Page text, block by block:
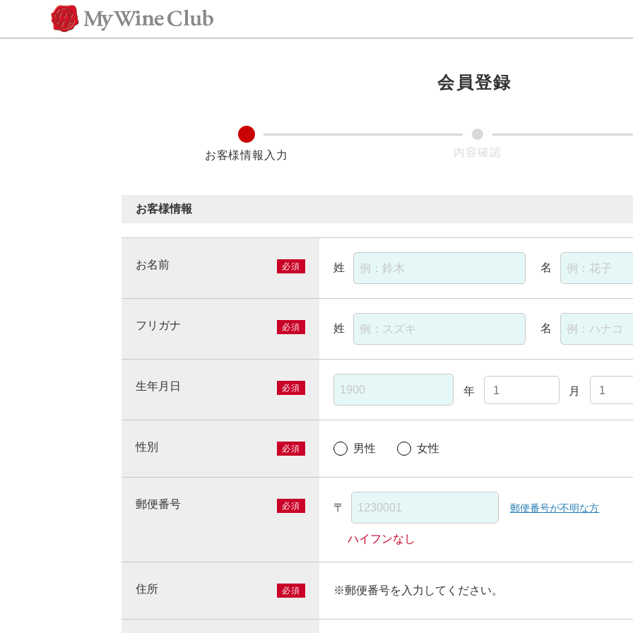
会員登録
お客様情報
お名前 必須 姓 名
フリガナ 必須 姓 名
生年月日 必須 年 月
性別 必須 男性 女性
郵便番号 必須 〒 郵便番号が不明な方
ハイフンなし
住所 必須 ※郵便番号を入力してください。